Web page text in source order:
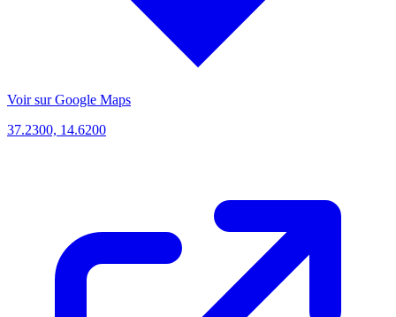
Voir sur Google Maps
37.2300, 14.6200